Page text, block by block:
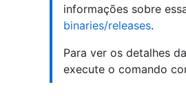
informações sobre
binaries/releases.
Para ver os detalhes
execute o comando